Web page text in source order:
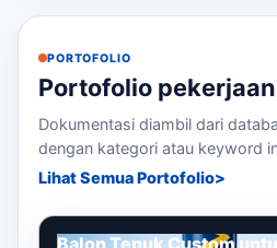
PORTOFOLIO
Portofolio
Dokumentasi diambil dari
dengan kategori atau keyword
Lihat Semua Portofolio
Balon Tepuk Custom